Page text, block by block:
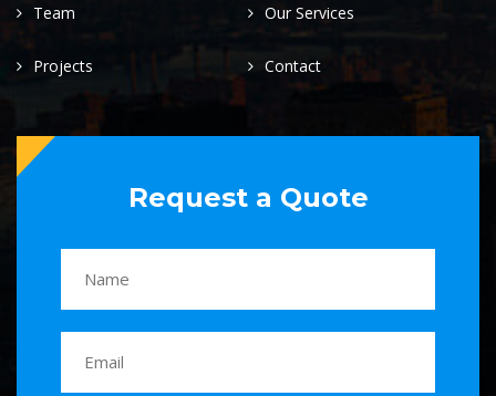
Team Our Services
Projects Contact
Request a Quote